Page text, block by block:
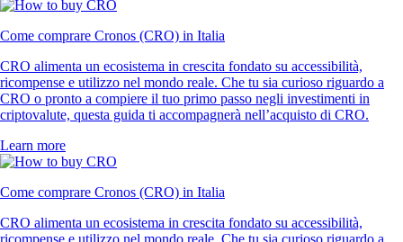
Come comprare Cronos (CRO) in Italia
CRO alimenta un ecosistema in crescita fondato su accessibilità,
ricompense e utilizzo nel mondo reale. Che tu sia curioso riguardo a
CRO o pronto a compiere il tuo primo passo negli investimenti in
criptovalute, questa guida ti accompagnerà nell’acquisto di CRO.
Learn more
Come comprare Cronos (CRO) in Italia
CRO alimenta un ecosistema in crescita fondato su accessibilità,
ricompense e utilizzo nel mondo reale. Che tu sia curioso riguardo a